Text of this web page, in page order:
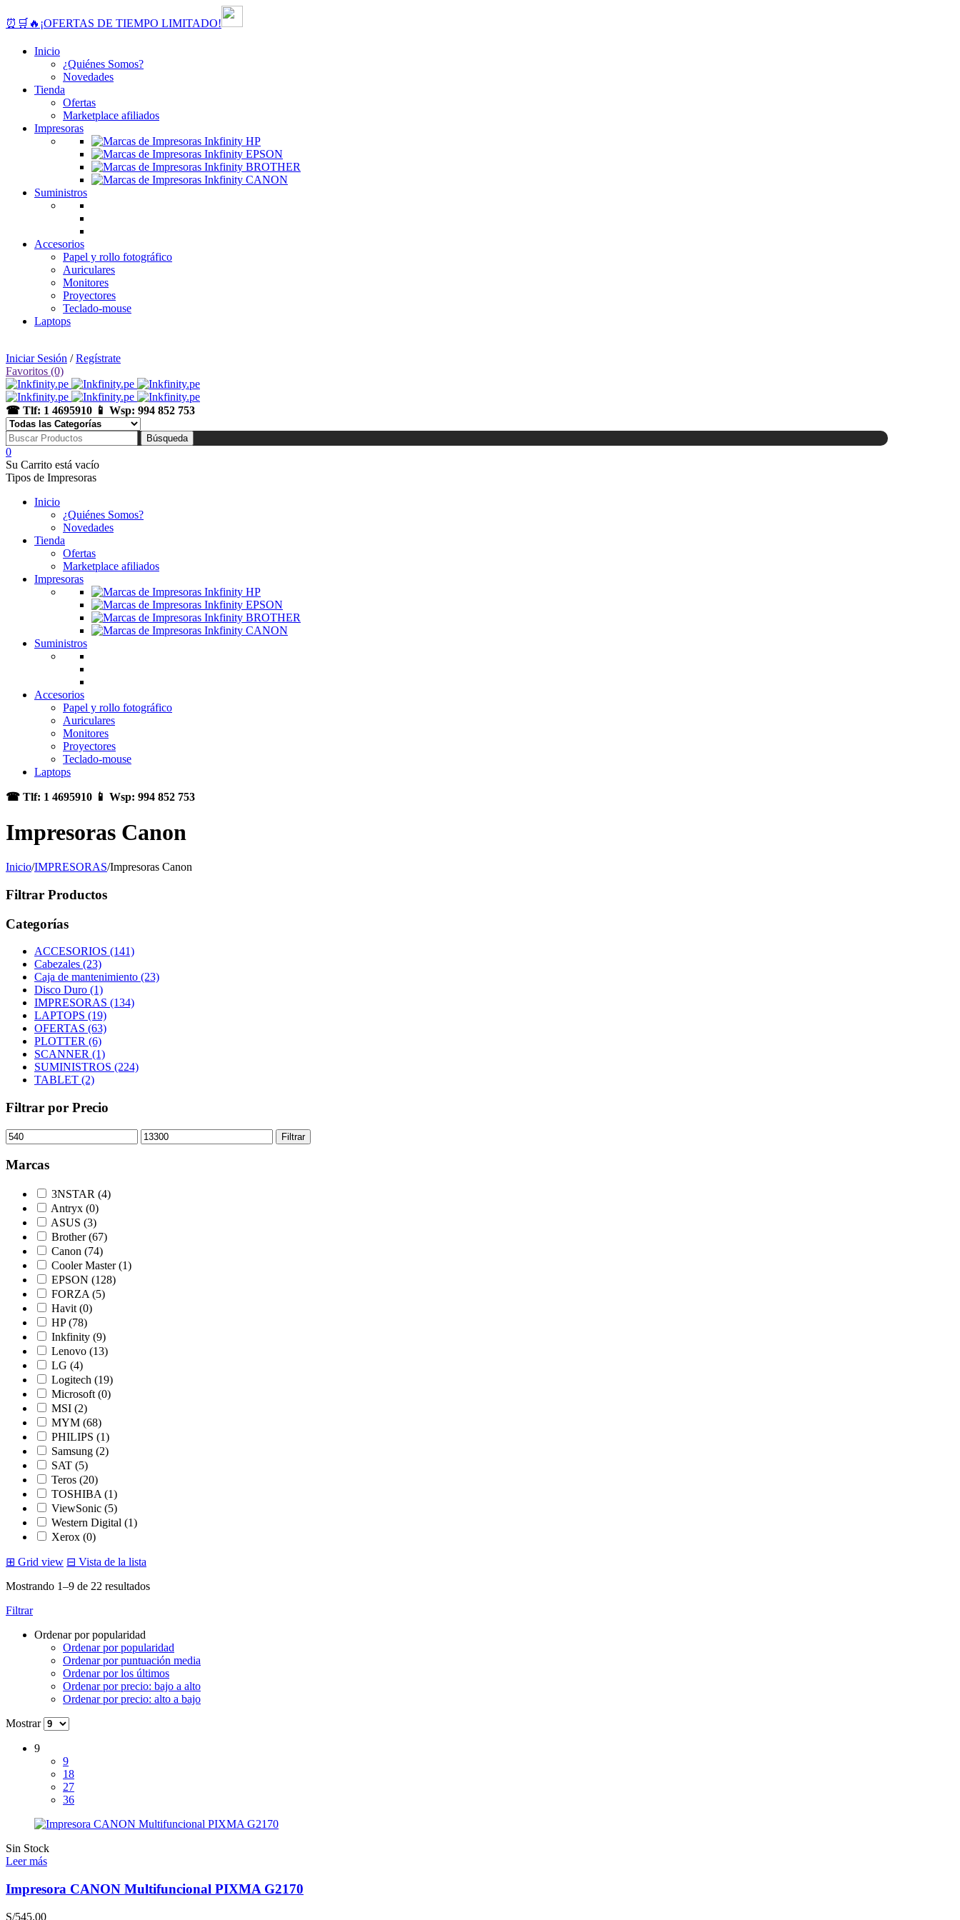
⏰🛒🔥¡OFERTAS DE TIEMPO LIMITADO!
Inicio
¿Quiénes Somos?
Novedades
Tienda
Ofertas
Marketplace afiliados
Impresoras
Suministros
Accesorios
Papel y rollo fotográfico
Auriculares
Monitores
Proyectores
Teclado-mouse
Laptops
Iniciar Sesión /Regístrate
Favoritos (0)
☎ Tlf: 1 4695910 📱 Wsp: 994 852 753
0
Su Carrito está vacío
Tipos de Impresoras
Inicio
¿Quiénes Somos?
Novedades
Tienda
Ofertas
Marketplace afiliados
Impresoras
Suministros
Accesorios
Papel y rollo fotográfico
Auriculares
Monitores
Proyectores
Teclado-mouse
Laptops
☎ Tlf: 1 4695910 📱 Wsp: 994 852 753
Impresoras Canon
Inicio/IMPRESORAS/Impresoras Canon
Filtrar Productos
Categorías
ACCESORIOS (141)
Cabezales (23)
Caja de mantenimiento (23)
Disco Duro (1)
IMPRESORAS (134)
LAPTOPS (19)
OFERTAS (63)
PLOTTER (6)
SCANNER (1)
SUMINISTROS (224)
TABLET (2)
Filtrar por Precio
Precio
mínimo
Precio
máximo
Filtrar
Marcas
3NSTAR (4)
Antryx (0)
ASUS (3)
Brother (67)
Canon (74)
Cooler Master (1)
EPSON (128)
FORZA (5)
Havit (0)
HP (78)
Inkfinity (9)
Lenovo (13)
LG (4)
Logitech (19)
Microsoft (0)
MSI (2)
MYM (68)
PHILIPS (1)
Samsung (2)
SAT (5)
Teros (20)
TOSHIBA (1)
ViewSonic (5)
Western Digital (1)
Xerox (0)
⊞ Grid view ⊟ Vista de la lista
Mostrando 1–9 de 22 resultadosOrdenado
Filtrar
Ordenar por popularidad
Ordenar por popularidad
Ordenar por puntuación media
Ordenar por los últimos
Ordenar por precio: bajo a alto
Ordenar por precio: alto a bajo
Mostrar
9
9
18
27
36
Sin Stock
Leer más
Impresora CANON Multifuncional PIXMA G2170
S/545.00